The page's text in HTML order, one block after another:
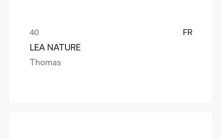
FR
LEA NATURE
Thomas